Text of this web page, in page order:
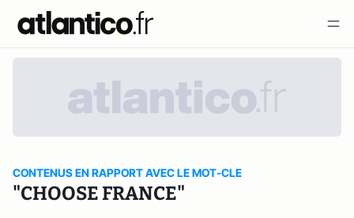
CONTENUS EN RAPPORT AVEC LE MOT-CLE
"CHOOSE FRANCE"